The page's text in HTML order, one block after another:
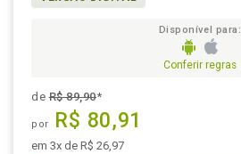
Disponível para:
Conferir regras
deR$ 89,90*
por R$ 80,91
em 3x de R$ 26,97